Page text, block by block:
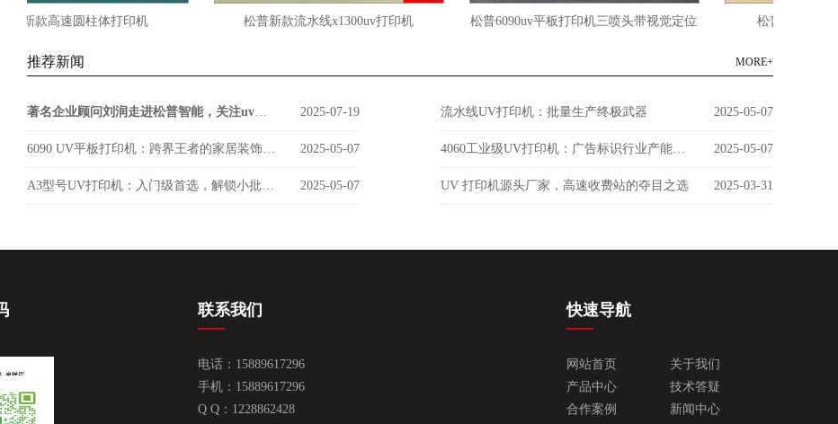
新款高速圆柱体打印机 松普新款流水线x1300uv打印机 松普6090uv平板打印机三喷头带视觉定位 松普4060uv平板
推荐新闻 MORE+
著名企业顾问刘润走进松普智能，关注uv印刷设备如何借京东智谷”上楼进化“ 2025-07-19 流水线UV打印机：批量生产终极武器 2025-05-07
6090 UV平板打印机：跨界王者的家居装饰新势力 2025-05-07 4060工业级UV打印机：广告标识行业产能革命者 2025-05-07
A3型号UV打印机：入门级首选，解锁小批量定制新商机 2025-05-07 UV 打印机源头厂家，高速收费站的夺目之选 2025-03-31
联系我们
电话：15889617296
手机：15889617296
Q Q：1228862428
快速导航
网站首页
关于我们
产品中心
技术答疑
合作案例
新闻中心